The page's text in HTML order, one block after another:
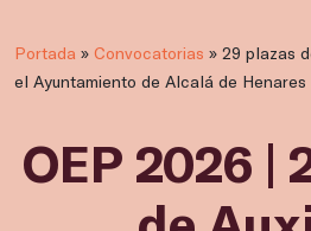
Portada » Convocatorias » 29 plazas
el Ayuntamiento de Alcalá de Henares
OEP 2026 |